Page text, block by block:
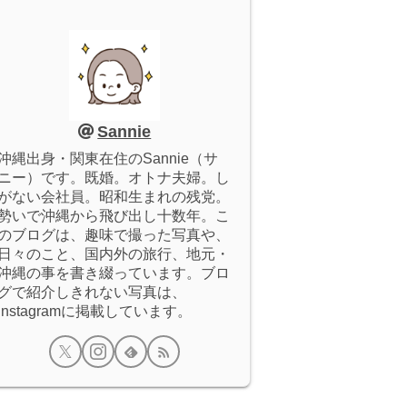
Sannie
縄出身・関東在住のSannie（サ
ー）です。既婚。オトナ夫婦。し
ない会社員。昭和生まれの残党。
いで沖縄から飛び出し十数年。こ
ブログは、趣味で撮った写真や、
々のこと、国内外の旅行、地元・
縄の事を書き綴っています。ブロ
で紹介しきれない写真は、
に掲載しています。